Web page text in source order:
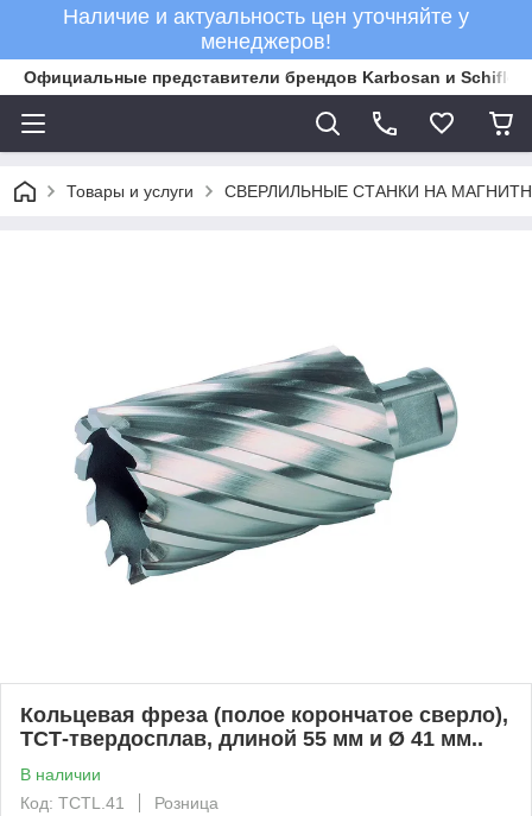
Наличие и актуальность цен уточняйте у
менеджеров!
Официальные представители брендов Karbosan и Schifler
Товары и услуги СВЕРЛИЛЬНЫЕ СТАНКИ НА
Кольцевая фреза (полое корончатое сверло),
ТСТ-твердосплав, длиной 55 мм и Ø 41 мм..
В наличии
Код: TCTL.41
Розница